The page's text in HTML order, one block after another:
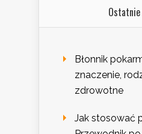
Błonnik
znaczenie,
zdrowotne
Jak stosować